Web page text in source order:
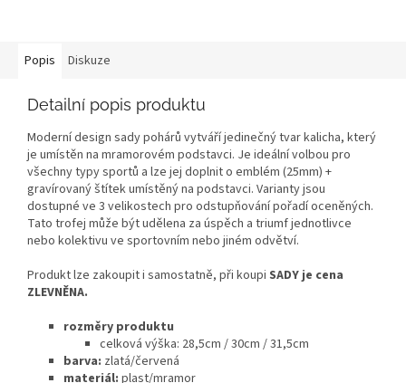
Popis Diskuze
Detailní popis produktu
Moderní design sady pohárů vytváří jedinečný tvar kalicha, který
je umístěn na mramorovém podstavci. Je ideální volbou pro
všechny typy sportů a lze jej doplnit o emblém (25mm) +
gravírovaný štítek umístěný na podstavci. Varianty jsou
dostupné ve 3 velikostech pro odstupňování pořadí oceněných.
Tato trofej může být udělena za úspěch a triumf jednotlivce
nebo kolektivu ve sportovním nebo jiném odvětví.
Produkt lze zakoupit i samostatně, při koupi SADY je cena
ZLEVNĚNA.
rozměry produktu
celková výška: 28,5cm / 30cm / 31,5cm
barva: zlatá/červená
materiál: plast/mramor